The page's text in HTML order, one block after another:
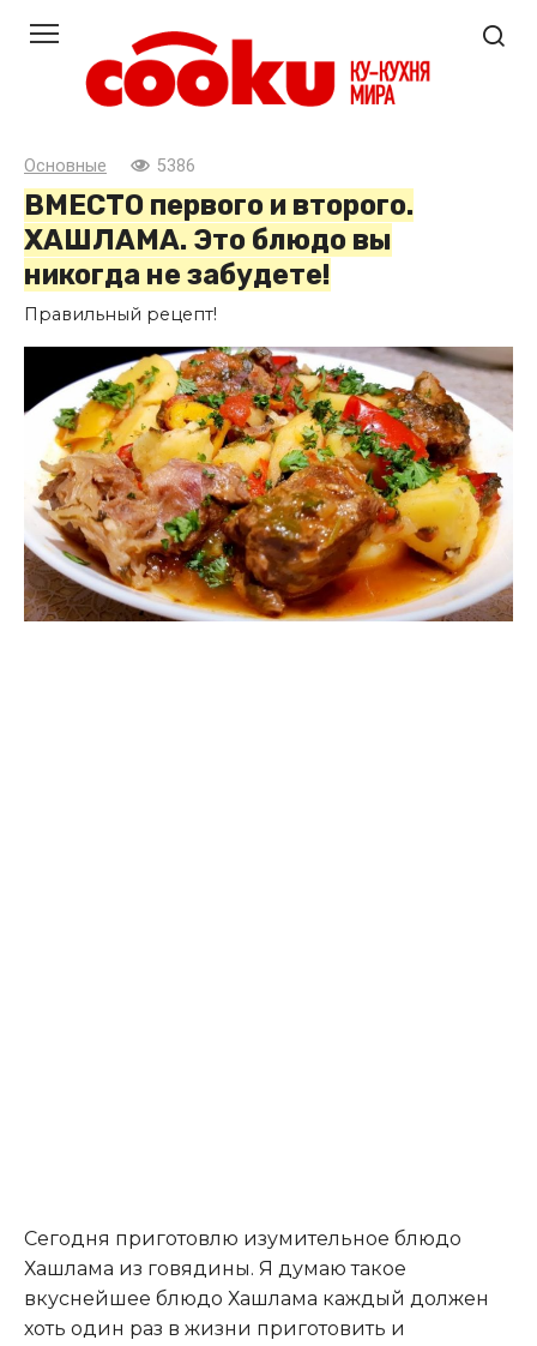
контенту
Основные 5386
ВМЕСТО первого и второго.
ХАШЛАМА. Это блюдо вы
никогда не забудете!
Правильный рецепт!
Сегодня приготовлю изумительное блюдо
Хашлама из говядины. Я думаю такое
вкуснейшее блюдо Хашлама каждый должен
хоть один раз в жизни приготовить и